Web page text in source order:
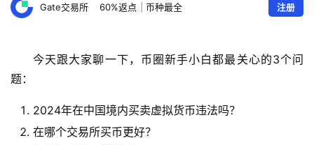
Gate交易所 60%返点 币种最全 注册
今天跟大家聊一下，币圈新手小白都最关心的3个问
题：
2024年在中国境内买卖虚拟货币违法吗？
在哪个交易所买币更好？